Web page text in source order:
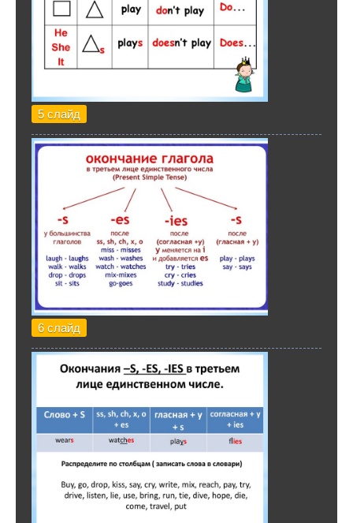
5 слайд
6 слайд